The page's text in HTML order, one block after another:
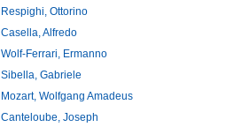
Respighi, Ottorino
Casella, Alfredo
Wolf-Ferrari, Ermanno
Sibella, Gabriele
Mozart, Wolfgang Amadeus
Canteloube, Joseph